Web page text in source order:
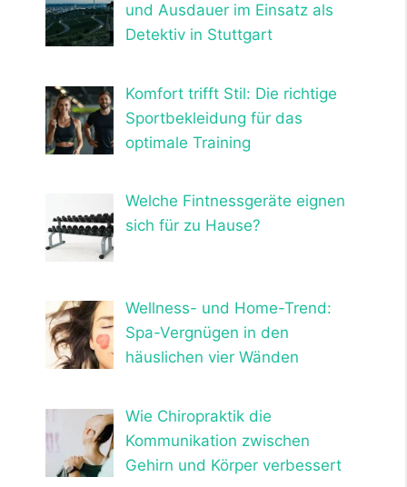
und Ausdauer im Einsatz als
Detektiv in Stuttgart
Komfort trifft Stil: Die richtige
Sportbekleidung für das
optimale Training
Welche Fintnessgeräte eignen
sich für zu Hause?
Wellness- und Home-Trend:
Spa-Vergnügen in den
häuslichen vier Wänden
Wie Chiropraktik die
Kommunikation zwischen
Gehirn und Körper verbessert